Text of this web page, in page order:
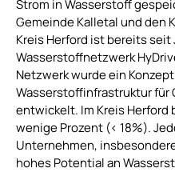
Strom in Wasserstoff
Gemeinde Kalletal und den
Kreis Herford ist bereits seit
Wasserstoffnetzwerk
Netzwerk wurde ein
Wasserstoffinfrastruktur für
entwickelt. Im Kreis Herford
wenige Prozent (< 18%).
Unternehmen,
hohes Potential an